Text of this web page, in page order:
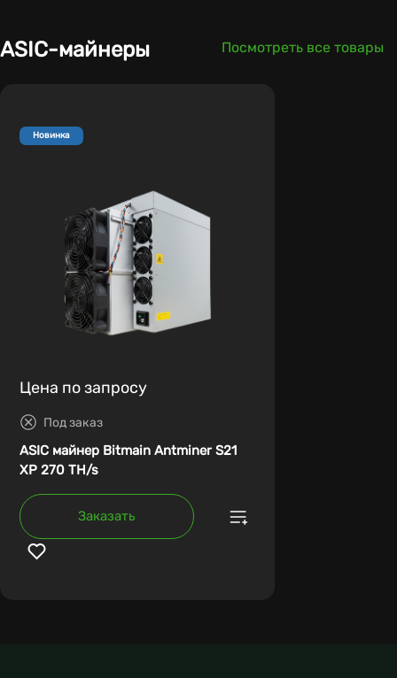
ASIC-майнеры Посмотреть все товары
Новинка
Цена по запросу
Под заказ
ASIC майнер Bitmain Antminer S21
XP 270 TH/s
Заказать